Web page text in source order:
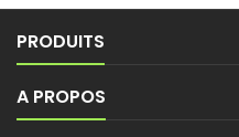
PRODUITS
A PROPOS